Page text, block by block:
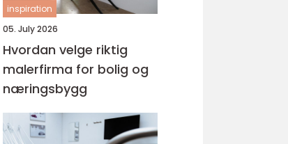
inspiration
05. July 2026
Hvordan velge riktig
malerfirma for bolig og
næringsbygg